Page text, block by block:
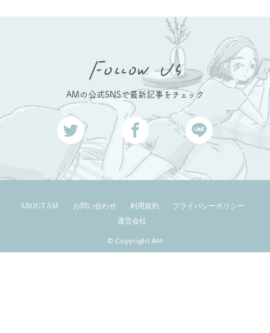
AMの公式SNSで最新記事をチェック
ABOUT AM お問い合わせ 利用規約
プライバシーポリシー
運営会社
© Copyright AM